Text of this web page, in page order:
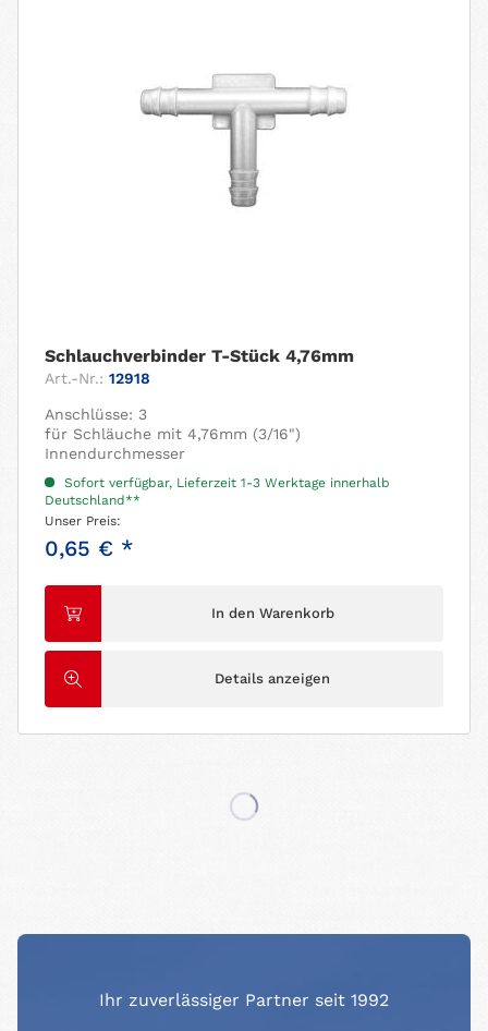
Schlauchverbinder T-Stück 4,76mm
Art.-Nr.: 12918
Anschlüsse: 3
für Schläuche mit 4,76mm (3/16")
Innendurchmesser
Sofort verfügbar, Lieferzeit 1-3 Werktage innerhalb
Deutschland**
Unser Preis:
0,65 € *
In den Warenkorb
Details anzeigen
Ihr zuverlässiger Partner seit 1992